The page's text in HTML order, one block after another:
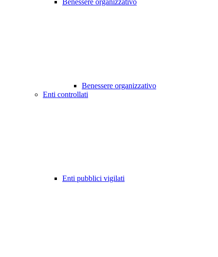
Benessere organizzativo
Benessere organizzativo
Enti controllati
Enti pubblici vigilati